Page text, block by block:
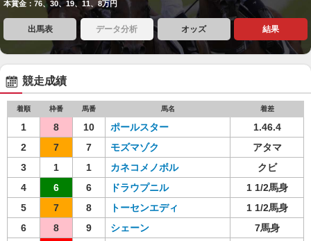
本賞金：76、30、19、11、8万円
出馬表 データ分析 オッズ 結果
競走成績
着順 枠番 馬番 馬名 着差
1 8 10 ポールスター
1.46.4
2
7 7 モズマゾク
アタマ
3
1 1 カネコメノボル
クビ
4
6 6 ドラウプニル
1 1/2馬身
5
7 8 トーセンエディ
1 1/2馬身
6
8 9 シェーン
7馬身